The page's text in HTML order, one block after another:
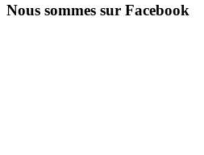
Nous sommes sur Facebook